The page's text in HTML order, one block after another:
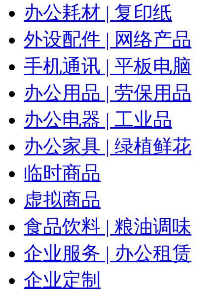
办公耗材 | 复印纸
外设配件 | 网络产品
手机通讯 | 平板电脑
办公用品 | 劳保用品
办公电器 | 工业品
办公家具 | 绿植鲜花
临时商品
虚拟商品
食品饮料 | 粮油调味
企业服务 | 办公租赁
企业定制